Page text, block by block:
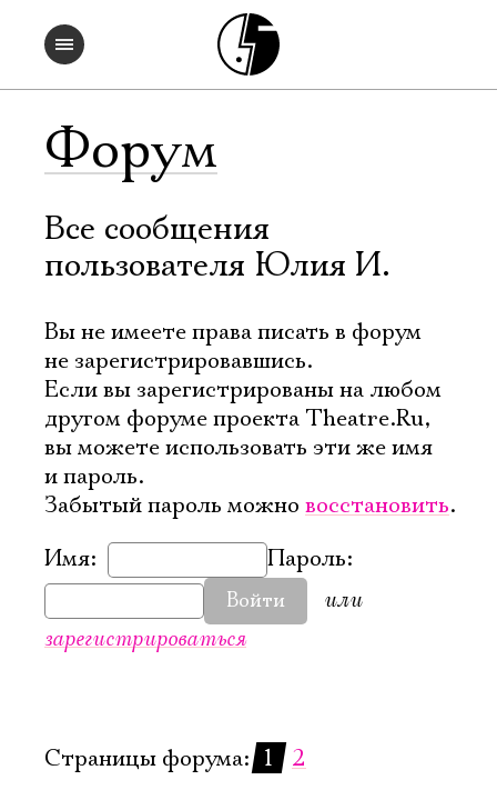
Форум
Все сообщения
пользователя Юлия И.
Вы не имеете права писать в форум
не зарегистрировавшись.
Если вы зарегистрированы на любом
другом форуме проекта Theatre.Ru,
вы можете использовать эти же имя
и пароль.
Забытый пароль можно восстановить.
Имя:
Пароль:
Войти
или
зарегистрироваться
Страницы форума: 1 2